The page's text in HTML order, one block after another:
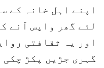
اپنے اہل خانہ کے
لئے گھر واپس آنے
اور یہ ثقافتی
گہری جڑیں پکڑ